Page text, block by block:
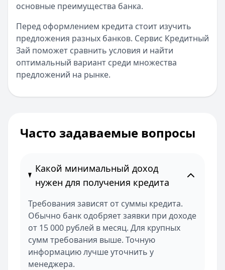
основные преимущества банка.
Перед оформлением кредита стоит изучить
предложения разных банков. Сервис Кредитный
Зай поможет сравнить условия и найти
оптимальный вариант среди множества
предложений на рынке.
Часто задаваемые вопросы
Какой минимальный доход
нужен для получения кредита
Требования зависят от суммы кредита.
Обычно банк одобряет заявки при доходе
от 15 000 рублей в месяц. Для крупных
сумм требования выше. Точную
информацию лучше уточнить у
менеджера.